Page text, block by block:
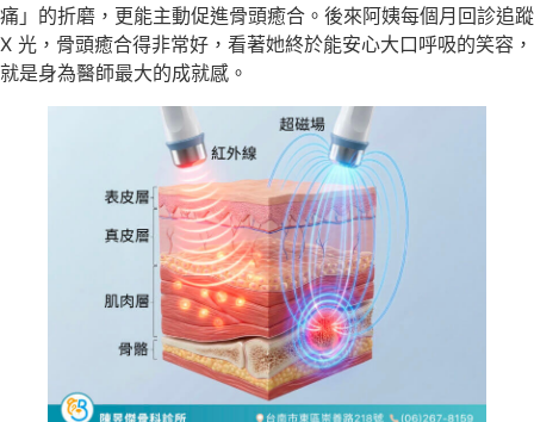
痛」的折磨，更能主動促進骨頭癒合。後來阿姨每個月回診追蹤
X 光，骨頭癒合得非常好，看著她終於能安心大口呼吸的笑容，
就是身為醫師最大的成就感。